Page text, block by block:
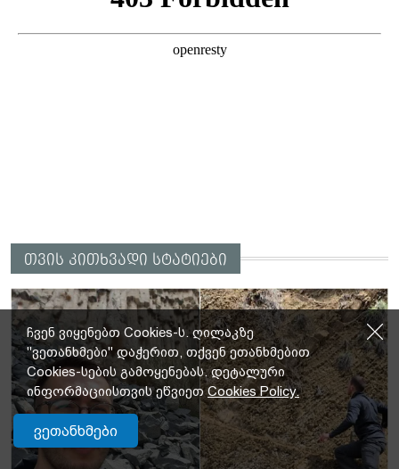
თვის კითხვადი სტატიები
ჩვენ ვიყენებთ Cookies-ს. ღილაკზე
"ვეთანხმები" დაჭერით, თქვენ ეთანხმებით
Cookies-სების გამოყენებას. დეტალური
ინფორმაციისთვის ეწვიეთCookies Policy.
ვეთანხმები